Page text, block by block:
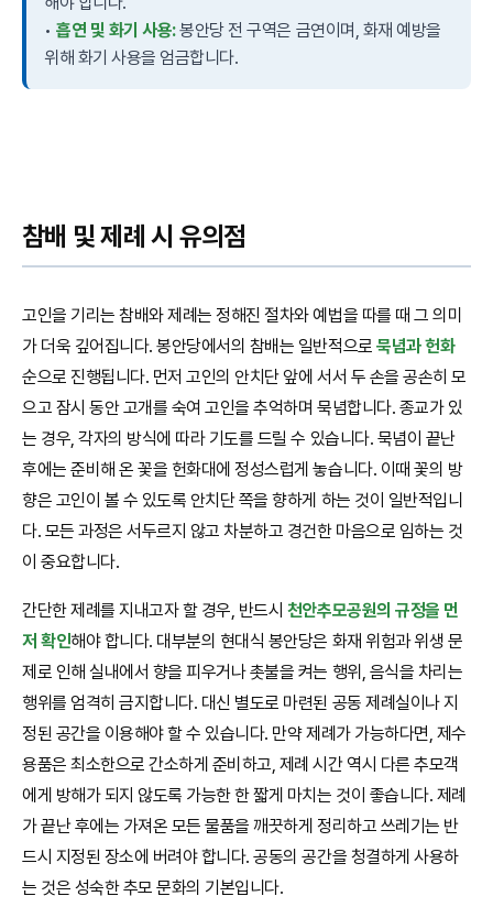
•흡연 및 화기 사용:봉안당 전 구역은 금연이며, 화재 예방을
위해 화기 사용을 엄금합니다.
참배 및 제례 시 유의점
고인을 기리는 참배와 제례는 정해진 절차와 예법을 따를 때 그 의미
가 더욱 깊어집니다. 봉안당에서의 참배는 일반적으로묵념과 헌화
순으로 진행됩니다. 먼저 고인의 안치단 앞에 서서 두 손을 공손히 모
으고 잠시 동안 고개를 숙여 고인을 추억하며 묵념합니다. 종교가 있
는 경우, 각자의 방식에 따라 기도를 드릴 수 있습니다. 묵념이 끝난
후에는 준비해 온 꽃을 헌화대에 정성스럽게 놓습니다. 이때 꽃의 방
향은 고인이 볼 수 있도록 안치단 쪽을 향하게 하는 것이 일반적입니
다. 모든 과정은 서두르지 않고 차분하고 경건한 마음으로 임하는 것
이 중요합니다.
간단한 제례를 지내고자 할 경우, 반드시 천안추모공원의 규정을 먼
저 확인해야 합니다. 대부분의 현대식 봉안당은 화재 위험과 위생 문
제로 인해 실내에서 향을 피우거나 촛불을 켜는 행위, 음식을 차리는
행위를 엄격히 금지합니다. 대신 별도로 마련된 공동 제례실이나 지
정된 공간을 이용해야 할 수 있습니다. 만약 제례가 가능하다면, 제수
용품은 최소한으로 간소하게 준비하고, 제례 시간 역시 다른 추모객
에게 방해가 되지 않도록 가능한 한 짧게 마치는 것이 좋습니다. 제례
가 끝난 후에는 가져온 모든 물품을 깨끗하게 정리하고 쓰레기는 반
드시 지정된 장소에 버려야 합니다. 공동의 공간을 청결하게 사용하
는 것은 성숙한 추모 문화의 기본입니다.